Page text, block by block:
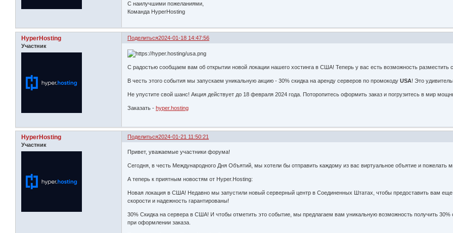
С наилучшими пожеланиями,
Команда HyperHosting
Поделиться2024-01-18 14:47:56
HyperHosting
Участник
С радостью сообщаем вам об открытии новой локации нашего хостинга в США! Теперь у вас есть возможность
В честь этого события мы запускаем уникальную акцию - 30% скидка на аренду серверов по промокодуUSA! Это
Не упустите свой шанс! Акция действует до 18 февраля 2024 года. Поторопитесь оформить заказ и погрузитесь в мир
Заказать -hyper.hosting
Поделиться2024-01-21 11:50:21
HyperHosting
Участник
Привет, уважаемые участники форума!
Сегодня, в честь Международного Дня Объятий, мы хотели бы отправить каждому из вас виртуальное объятие и пожелать
А теперь к приятным новостям от Hyper.Hosting:
Новая локация в США! Недавно мы запустили новый серверный центр в Соединенных Штатах, чтобы предоставить вам
скорости и надежность гарантированы!
30% Скидка на сервера в США! И чтобы отметить это событие, мы предлагаем вам уникальную возможность получить
при оформлении заказа.